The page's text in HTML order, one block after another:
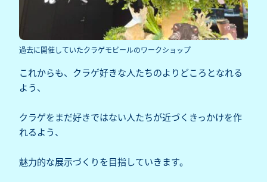
過去に開催していたクラゲモビールのワークショップ
これからも、クラゲ好きな人たちのよりどころとなれる
よう、
クラゲをまだ好きではない人たちが近づくきっかけを作
れるよう、
魅力的な展示づくりを目指していきます。